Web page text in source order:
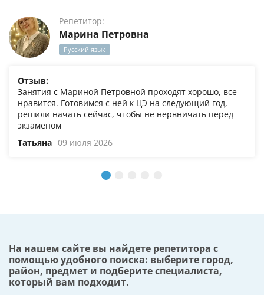
Репетитор:
Марина Петровна
Русский язык
Отзыв:
Занятия с Мариной Петровной проходят хорошо, все
нравится. Готовимся с ней к ЦЭ на следующий год,
решили начать сейчас, чтобы не нервничать перед
экзаменом
Татьяна 09 июля 2026
На нашем сайте вы найдете репетитора с
помощью удобного поиска: выберите город,
район, предмет и подберите специалиста,
который вам подходит.